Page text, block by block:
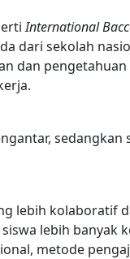
International
dari sekolah
dan pengetahuan
sedangkan
lebih kolaboratif
lebih banyak
metode